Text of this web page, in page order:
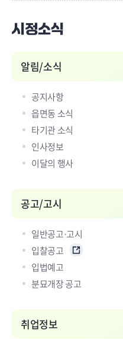
시정소식
알림/소식
공지사항
읍면동 소식
타기관 소식
인사정보
이달의 행사
공고/고시
일반공고·고시
입찰공고
입법예고
분묘개장 공고
취업정보